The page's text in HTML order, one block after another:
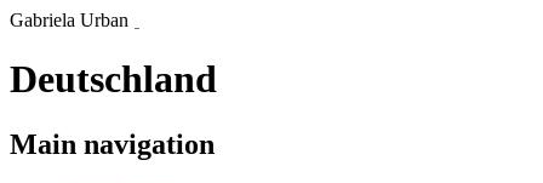
Gabriela Urban
Deutschland
Main navigation